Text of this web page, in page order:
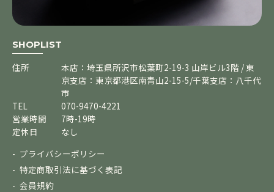
SHOPLIST
住所
本店：埼玉県所沢市松葉町2-19-3 山岸ビル3階 / 東
京支店：東京都港区南青山2-15-5/千葉支店：八千代
市
TEL
070-9470-4221
営業時間
7時-19時
定休日
なし
プライバシーポリシー
特定商取引法に基づく表記
会員規約